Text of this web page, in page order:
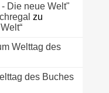
Die neue Welt"
zu
Welttag des
des Buches